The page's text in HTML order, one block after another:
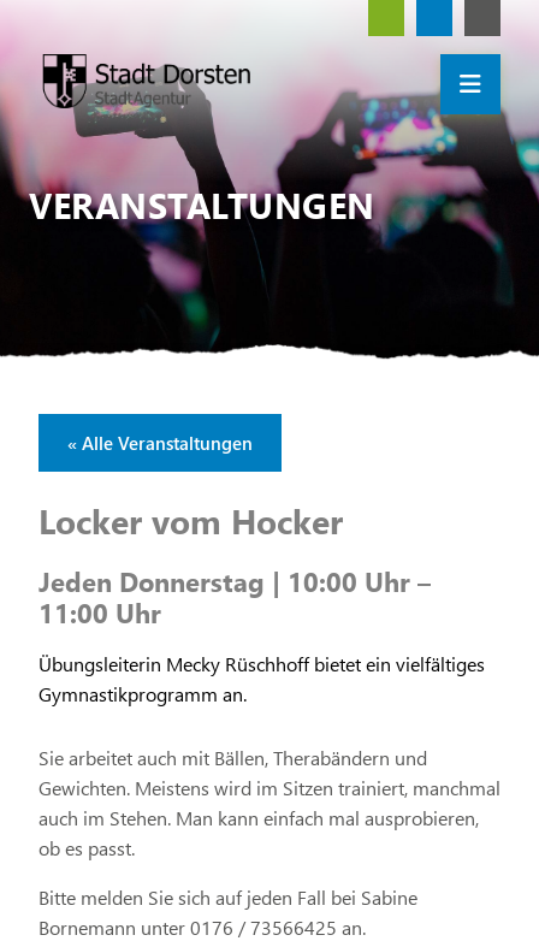
VERANSTALTUNGEN
« Alle Veranstaltungen
Locker vom Hocker
Jeden Donnerstag | 10:00 Uhr –
11:00 Uhr
Übungsleiterin Mecky Rüschhoff bietet ein vielfältiges
Gymnastikprogramm an.
Sie arbeitet auch mit Bällen, Therabändern und
Gewichten. Meistens wird im Sitzen trainiert, manchmal
auch im Stehen. Man kann einfach mal ausprobieren,
ob es passt.
Bitte melden Sie sich auf jeden Fall bei Sabine
Bornemann unter 0176 / 73566425 an.